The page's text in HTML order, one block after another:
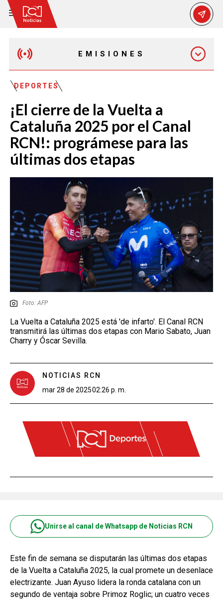
EMISIONES
EMISIÓN 12:30 PM
EMISIÓN 7:00 PM
EMISIÓN 11:30 PM
DEPORTES
¡El cierre de la Vuelta a
Cataluña 2025 por el Canal
RCN!: prográmese para las
últimas dos etapas
Foto: AFP
La Vuelta a Cataluña 2025 está 'de infarto'. El Canal RCN
transmitirá las últimas dos etapas con Mario Sabato, Juan
Charry y Óscar Sevilla.
NOTICIAS RCN
mar 28 de 202502:26 p. m.
Unirse al canal de Whatsapp de Noticias RCN
Este fin de semana se disputarán las últimas dos etapas
de la Vuelta a Cataluña 2025, la cual promete un desenlace
electrizante. Juan Ayuso lidera la ronda catalana con un
segundo de ventaja sobre Primoz Roglic; un cuatro veces